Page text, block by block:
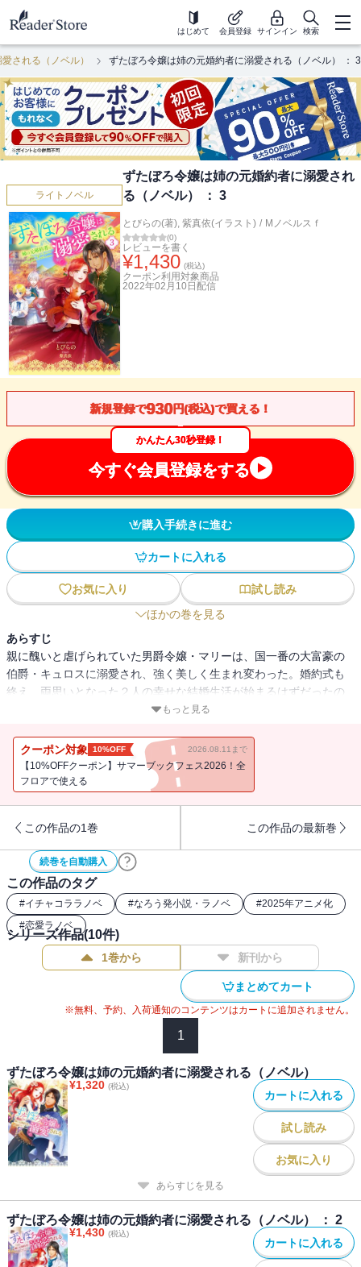
はじめて 会員登録 サインイン 検索
される（ノベル） ずたぼろ令嬢は姉の元婚約者に溺愛される（ノベル） ： 3
ライトノベル
ずたぼろ令嬢は姉の元婚約者に溺愛され
る（ノベル） ： 3
とびらの(著), 紫真依(イラスト) / Mノベルスｆ
(0)
レビューを書く
¥1,430 (税込)
クーポン利用対象商品
2022年02月10日 配信
新規登録で930円(税込)で買える！
かんたん30秒登録！
今すぐ会員登録をする
購入手続きに進む
カートに入れる
お気に入り
試し読み
ほかの巻を見る
あらすじ
親に醜いと虐げられていた男爵令嬢・マリーは、国一番の大富豪の
伯爵・キュロスに溺愛され、強く美しく生まれ変わった。婚約式も
終え、両思いとなった２人の幸せな結婚生活が始まるはずだったの
だが、何故か結婚の許可証が発行されない。どうもディルツ王国の
「小説家になろう」発、勘違いから始まったマリーと姉の婚約者キ
ュロスの大人気あまあまシンデレラストーリー第三弾！
もっと見る
クーポン対象 10%OFF 2026.08.11まで
【10%OFFクーポン】サマーブックフェス2026！全
フロアで使える
この作品の1巻 この作品の最新巻
続巻を自動購入
この作品のタグ
#イチャコララノベ #なろう発小説・ラノベ #2025年アニメ化
#恋愛ラノベ
シリーズ作品(10件)
1巻から 新刊から
まとめてカート
※無料、予約、入荷通知のコンテンツはカートに追加されません。
1
ずたぼろ令嬢は姉の元婚約者に溺愛される（ノベル）
¥1,320 (税込)
カートに入れる
試し読み
お気に入り
あらすじを見る
ずたぼろ令嬢は姉の元婚約者に溺愛される（ノベル） ： 2
¥1,430 (税込)
カートに入れる